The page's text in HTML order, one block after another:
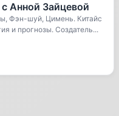
Анной Зайцевой
Фэн-шуй, Цимень. Китайс
и прогнозы. Создатель...